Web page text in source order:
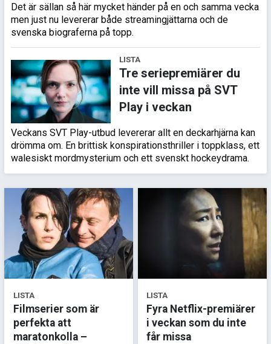
Det är sällan så här mycket händer på en och samma vecka
men just nu levererar både streamingjättarna och de
svenska biograferna på topp.
LISTA
Tre seriepremiärer du
inte vill missa på SVT
Play i veckan
Veckans SVT Play-utbud levererar allt en deckarhjärna kan
drömma om. En brittisk konspirationsthriller i toppklass, ett
walesiskt mordmysterium och ett svenskt hockeydrama.
LISTA
Fyra Netflix-premiärer
i veckan som du inte
får missa
LISTA
Filmserier som är
perfekta att
maratonkolla –